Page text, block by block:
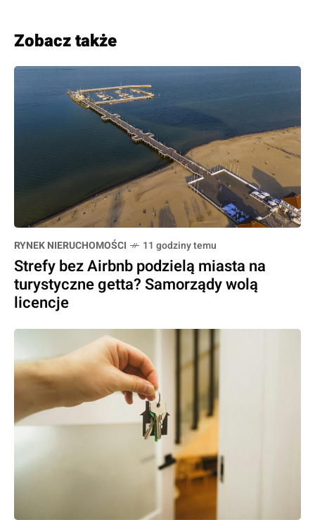
Zobacz także
RYNEK NIERUCHOMOŚCI 11 godziny temu
Strefy bez Airbnb podzielą miasta na
turystyczne getta? Samorządy wolą
licencje